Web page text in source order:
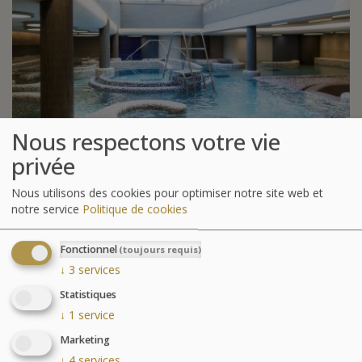
Parcours Aquatonic
Nous respectons votre vie
privée
Nous utilisons des cookies pour optimiser notre site web et
notre service Politique de cookies
Fonctionnel (toujours requis)
↓ 3 services
Statistiques
↓ 1 service
Marketing